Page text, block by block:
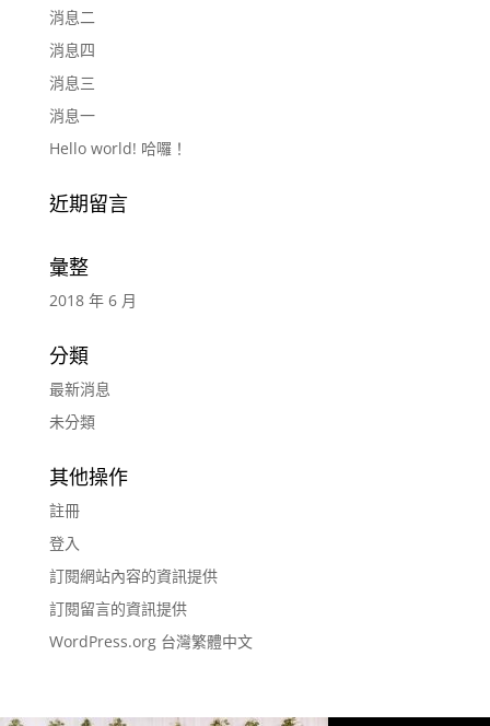
消息二
消息四
消息三
消息一
Hello world! 哈囉！
近期留言
彙整
2018 年 6 月
分類
最新消息
未分類
其他操作
註冊
登入
訂閱網站內容的資訊提供
訂閱留言的資訊提供
WordPress.org 台灣繁體中文